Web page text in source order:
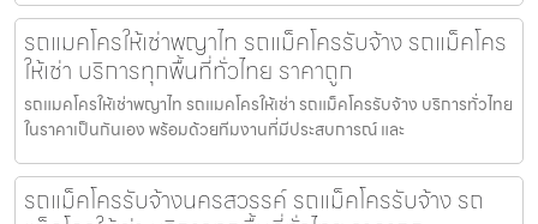
รถแมคโครให้เช่าพญาไท รถแม็คโครรับจ้าง รถแม็คโคร
ให้เช่า บริการทุกพื้นที่ทั่วไทย ราคาถูก
รถแมคโครให้เช่าพญาไท รถแมคโครให้เช่า รถแม็คโครรับจ้าง บริการทั่วไทย
ในราคาเป็นกันเอง พร้อมด้วยทีมงานที่มีประสบการณ์ และ
รถแม็คโครรับจ้างนครสวรรค์ รถแม็คโครรับจ้าง รถ